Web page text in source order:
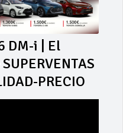
DM-i | El
PRECIO